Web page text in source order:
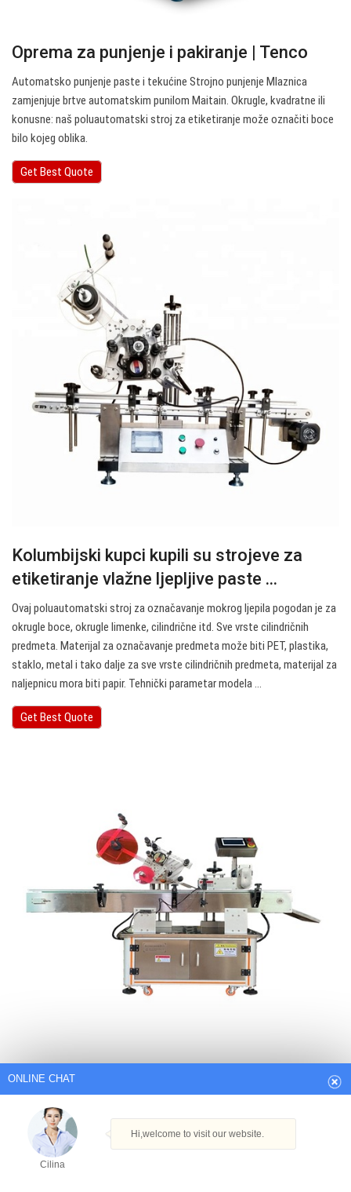
Oprema za punjenje i pakiranje | Tenco
Automatsko punjenje paste i tekućine Strojno punjenje Mlaznica
zamjenjuje brtve automatskim punilom Maitain. Okrugle, kvadratne ili
konusne: naš poluautomatski stroj za etiketiranje može označiti boce
bilo kojeg oblika.
Get Best Quote
Kolumbijski kupci kupili su strojeve za
etiketiranje vlažne ljepljive paste ...
Ovaj poluautomatski stroj za označavanje mokrog ljepila pogodan je za
okrugle boce, okrugle limenke, cilindrične itd. Sve vrste cilindričnih
predmeta. Materijal za označavanje predmeta može biti PET, plastika,
staklo, metal i tako dalje za sve vrste cilindričnih predmeta, materijal za
naljepnicu mora biti papir. Tehnički parametar modela ...
Get Best Quote
Automatski stroj za lijepljenje etiketa
Poluautomatski stroj za etiketiranje pasta
www.printermaker.com/Paste-Labeling-Machine-p1320.html Stroj za
etiketiranje pasti ... Automatski stroj za etiketiranje paste TB serije
Cilina